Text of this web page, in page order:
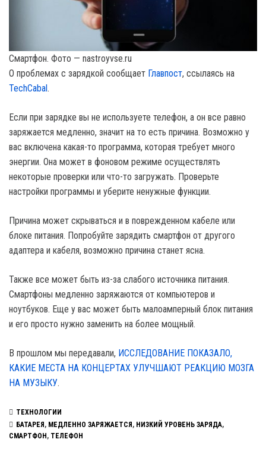
Смартфон. Фото — nastroyvse.ru
О проблемах с зарядкой сообщает Главпост, ссылаясь на
TechCabal.
Если при зарядке вы не используете телефон, а он все равно
заряжается медленно, значит на то есть причина. Возможно у
вас включена какая-то программа, которая требует много
энергии. Она может в фоновом режиме осуществлять
некоторые проверки или что-то загружать. Проверьте
настройки программы и уберите ненужные функции.
Причина может скрываться и в поврежденном кабеле или
блоке питания. Попробуйте зарядить смартфон от другого
адаптера и кабеля, возможно причина станет ясна.
Также все может быть из-за слабого источника питания.
Смартфоны медленно заряжаются от компьютеров и
ноутбуков. Еще у вас может быть малоамперный блок питания
и его просто нужно заменить на более мощный.
В прошлом мы передавали, ИССЛЕДОВАНИЕ ПОКАЗАЛО,
КАКИЕ МЕСТА НА КОНЦЕРТАХ УЛУЧШАЮТ РЕАКЦИЮ МОЗГА
НА МУЗЫКУ.
ТЕХНОЛОГИИ
БАТАРЕЯ , МЕДЛЕННО ЗАРЯЖАЕТСЯ , НИЗКИЙ УРОВЕНЬ ЗАРЯДА,
СМАРТФОН , ТЕЛЕФОН